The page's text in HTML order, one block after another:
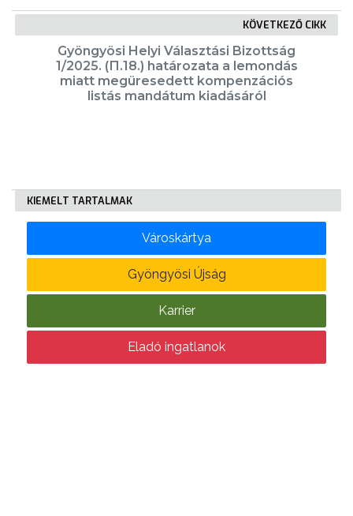
ÉS
BEJELENTŐ
ÖNKORMÁNYZAT
A
KÖVETKEZŐ CIKK
Gyöngyösi Helyi Választási Bizottság
1/2025. (П.18.) határozata a lemondás
miatt megüresedett kompenzációs
listás mandátum kiadásáról
KIEMELT TARTALMAK
Városkártya
Gyöngyösi Újság
Karrier
Eladó ingatlanok